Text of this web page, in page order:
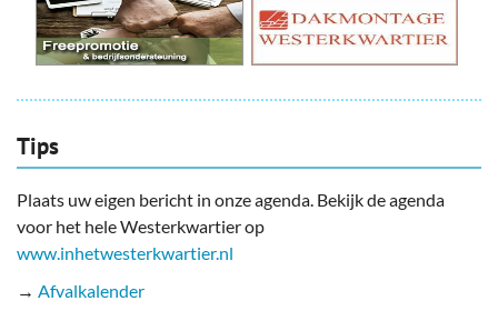
Tips
Plaats uw eigen bericht in onze agenda. Bekijk de agenda
voor het hele Westerkwartier op
www.inhetwesterkwartier.nl
→ Afvalkalender